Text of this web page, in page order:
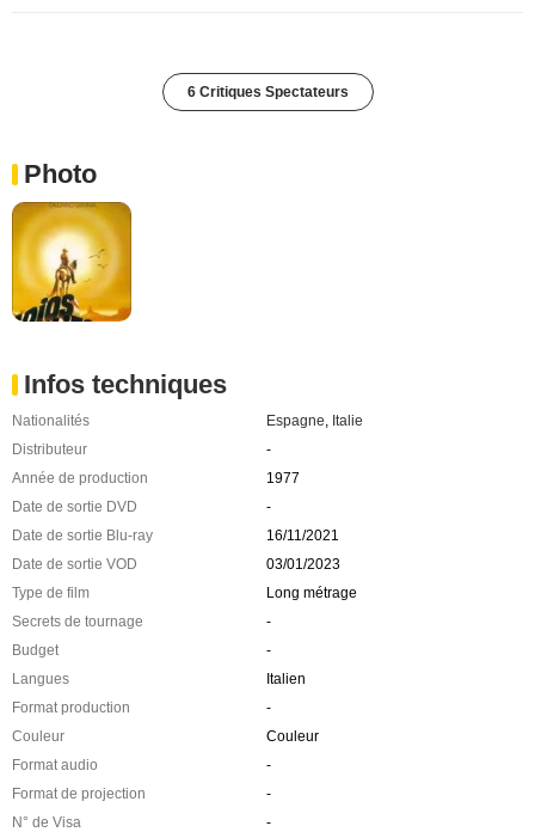
6 Critiques Spectateurs
Photo
Infos techniques
Nationalités Espagne Italie
Distributeur
-
Année de production
1977
Date de sortie DVD
-
Date de sortie Blu-ray
16/11/2021
Date de sortie VOD
03/01/2023
Type de film
Long métrage
Secrets de tournage
-
Budget
-
Langues
Italien
Format production
-
Couleur
Couleur
Format audio
-
Format de projection
-
N° de Visa
-